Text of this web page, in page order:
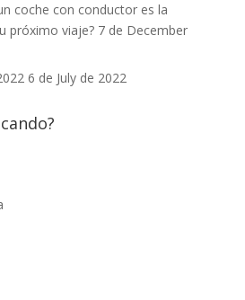
coche con conductor es la
próximo viaje? 7 de December
6 de July de 2022